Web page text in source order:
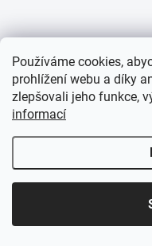
Používáme cookies,
prohlížení webu a díky
zlepšovali jeho funkce,
informací
vybrané produkty. Akce